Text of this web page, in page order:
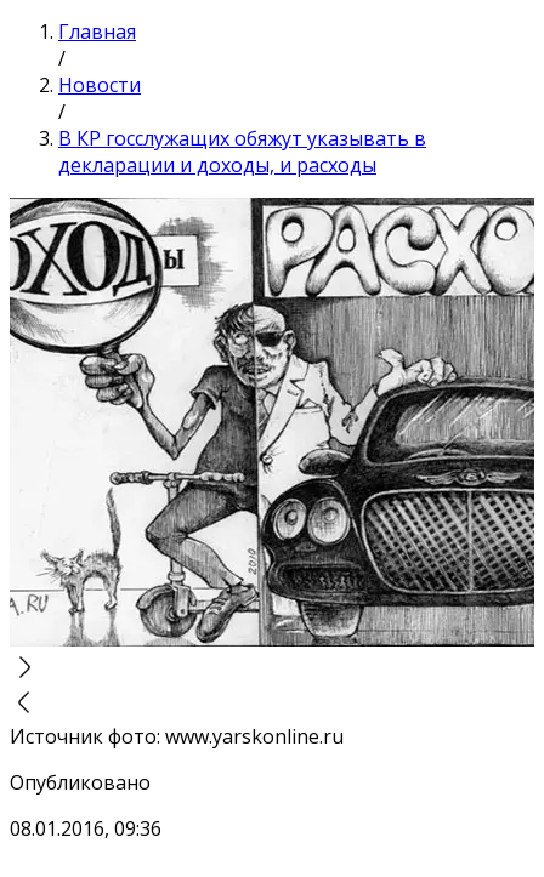
Главная
/
Новости
/
В КР госслужащих обяжут указывать в
декларации и доходы, и расходы
Источник фото: www.yarskonline.ru
Опубликовано
08.01.2016, 09:36